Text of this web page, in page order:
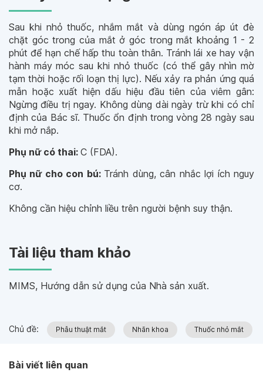
Sau khi nhỏ thuốc, nhắm mắt và dùng ngón áp út đè
chặt góc trong của mắt ở góc trong mắt khoảng 1 - 2
phút để hạn chế hấp thu toàn thân. Tránh lái xe hay vận
hành máy móc sau khi nhỏ thuốc (có thể gây nhìn mờ
tạm thời hoặc rối loạn thị lực). Nếu xảy ra phản ứng quá
mẫn hoặc xuất hiện dấu hiệu đầu tiên của viêm gân:
Ngừng điều trị ngay. Không dùng dài ngày trừ khi có chỉ
định của Bác sĩ. Thuốc ổn định trong vòng 28 ngày sau
khi mở nắp.
Phụ nữ có thai: C (FDA).
Phụ nữ cho con bú: Tránh dùng, cân nhắc lợi ích nguy
cơ.
Không cần hiệu chỉnh liều trên người bệnh suy thận.
Tài liệu tham khảo
MIMS, Hướng dẫn sử dụng của Nhà sản xuất.
Chủ đề: Phẫu thuật mắt Nhãn khoa Thuốc nhỏ mắt
Bài viết liên quan